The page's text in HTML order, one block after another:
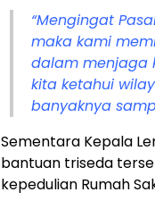
“Mengingat
maka kami
dalam menjaga
kita ketahui
banyaknya
Sementara Kepala
bantuan triseda
kepedulian Rumah